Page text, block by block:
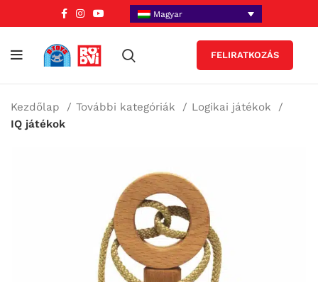
Magyar
FELIRATKOZÁS
Kezdőlap További kategóriák
Logikai játékok
IQ játékok